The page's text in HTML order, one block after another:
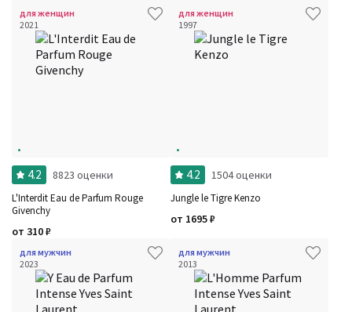
для женщин
2021
4.2 8823 оценки
L'Interdit Eau de Parfum Rouge
Givenchy
от 310₽
для женщин
1997
4.2 1504 оценки
Jungle le Tigre Kenzo
от 1695₽
для мужчин
2023
для мужчин
2013